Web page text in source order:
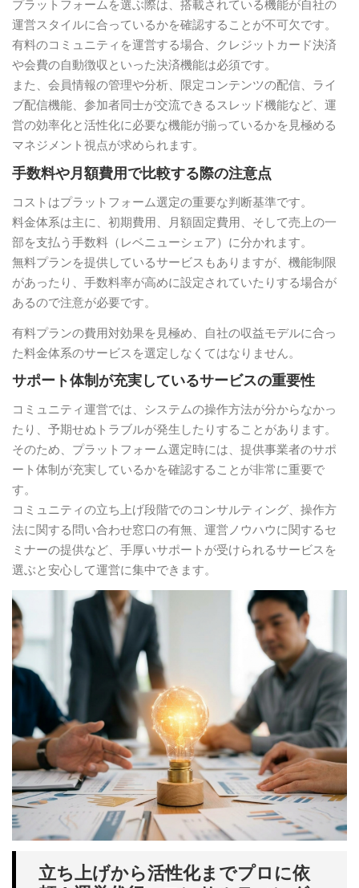
プラットフォームを選ぶ際は、搭載されている機能が自社の
運営スタイルに合っているかを確認することが不可欠です。
有料のコミュニティを運営する場合、クレジットカード決済
や会費の自動徴収といった決済機能は必須です。
また、会員情報の管理や分析、限定コンテンツの配信、ライ
ブ配信機能、参加者同士が交流できるスレッド機能など、運
営の効率化と活性化に必要な機能が揃っているかを見極める
マネジメント視点が求められます。
手数料や月額費用で比較する際の注意点
コストはプラットフォーム選定の重要な判断基準です。
料金体系は主に、初期費用、月額固定費用、そして売上の一
部を支払う手数料（レベニューシェア）に分かれます。
無料プランを提供しているサービスもありますが、機能制限
があったり、手数料率が高めに設定されていたりする場合が
あるので注意が必要です。
有料プランの費用対効果を見極め、自社の収益モデルに合っ
た料金体系のサービスを選定しなくてはなりません。
サポート体制が充実しているサービスの重要性
コミュニティ運営では、システムの操作方法が分からなかっ
たり、予期せぬトラブルが発生したりすることがあります。
そのため、プラットフォーム選定時には、提供事業者のサポ
ート体制が充実しているかを確認することが非常に重要で
す。
コミュニティの立ち上げ段階でのコンサルティング、操作方
法に関する問い合わせ窓口の有無、運営ノウハウに関するセ
ミナーの提供など、手厚いサポートが受けられるサービスを
選ぶと安心して運営に集中できます。
立ち上げから活性化までプロに依